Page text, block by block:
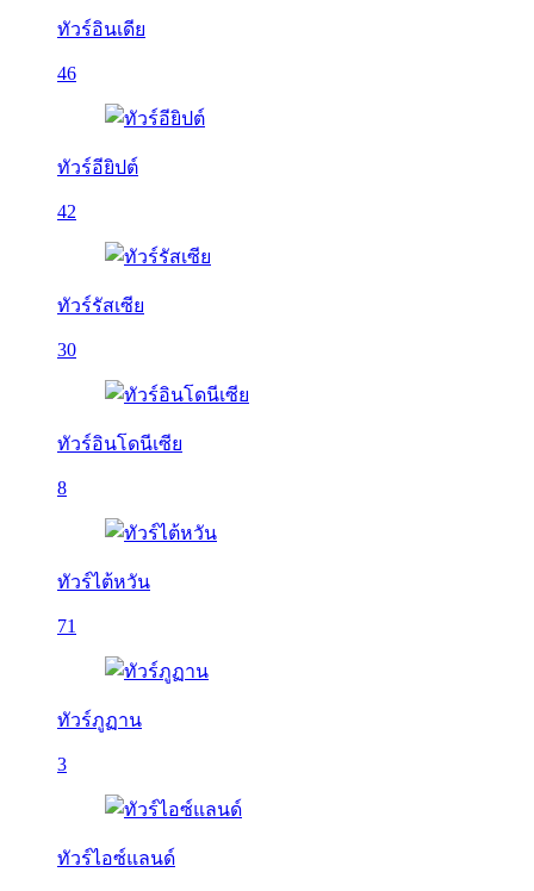
ทัวร์อินเดีย
46
ทัวร์อียิปต์
42
ทัวร์รัสเซีย
30
ทัวร์อินโดนีเซีย
8
ทัวร์ไต้หวัน
71
ทัวร์ภูฏาน
3
ทัวร์ไอซ์แลนด์